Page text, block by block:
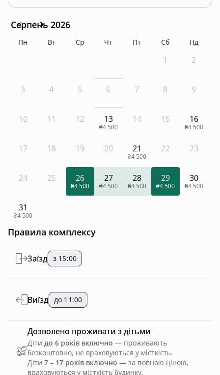
Серпень 2026
Пн Вт Ср Чт Пт Сб Нд
1 2
3 4 5 6 7 8 9
10 11 12 13
₴4 500
14 15 16
₴4 500
17 18 19 20 21
₴4 500
22 23
24 25 26
₴4 500
27
₴4 500
28
₴4 500
29
₴4 500
30
₴4 500
31
₴4 500
Правила комплексу
Заїзд з 15:00
Виїзд до 11:00
Дозволено проживати з дітьми
Діти до 6 років включно — проживають
безкоштовно, не враховуються у місткість.
Діти 7 – 17 років включно — за повною ціною,
враховуються у місткість будинку.